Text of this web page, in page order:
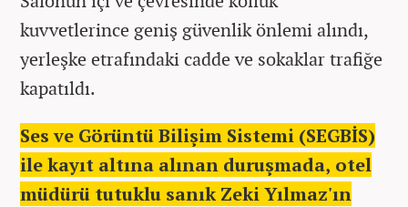
kuvvetlerince geniş güvenlik önlemi alındı,
yerleşke etrafındaki cadde ve sokaklar trafiğe
kapatıldı.
Ses ve Görüntü Bilişim Sistemi (SEGBİS)
ile kayıt altına alınan duruşmada, otel
müdürü tutuklu sanık Zeki Yılmaz'ın